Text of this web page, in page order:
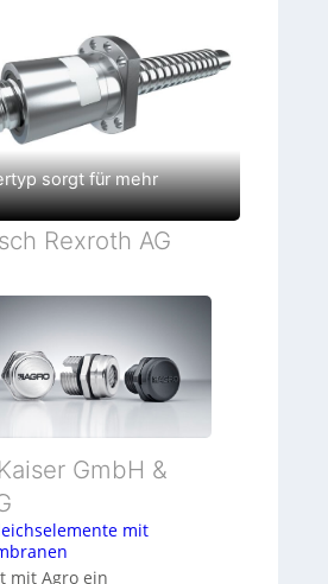
sorgt für mehr
Rexroth AG
GmbH &
mit
mit Agro ein